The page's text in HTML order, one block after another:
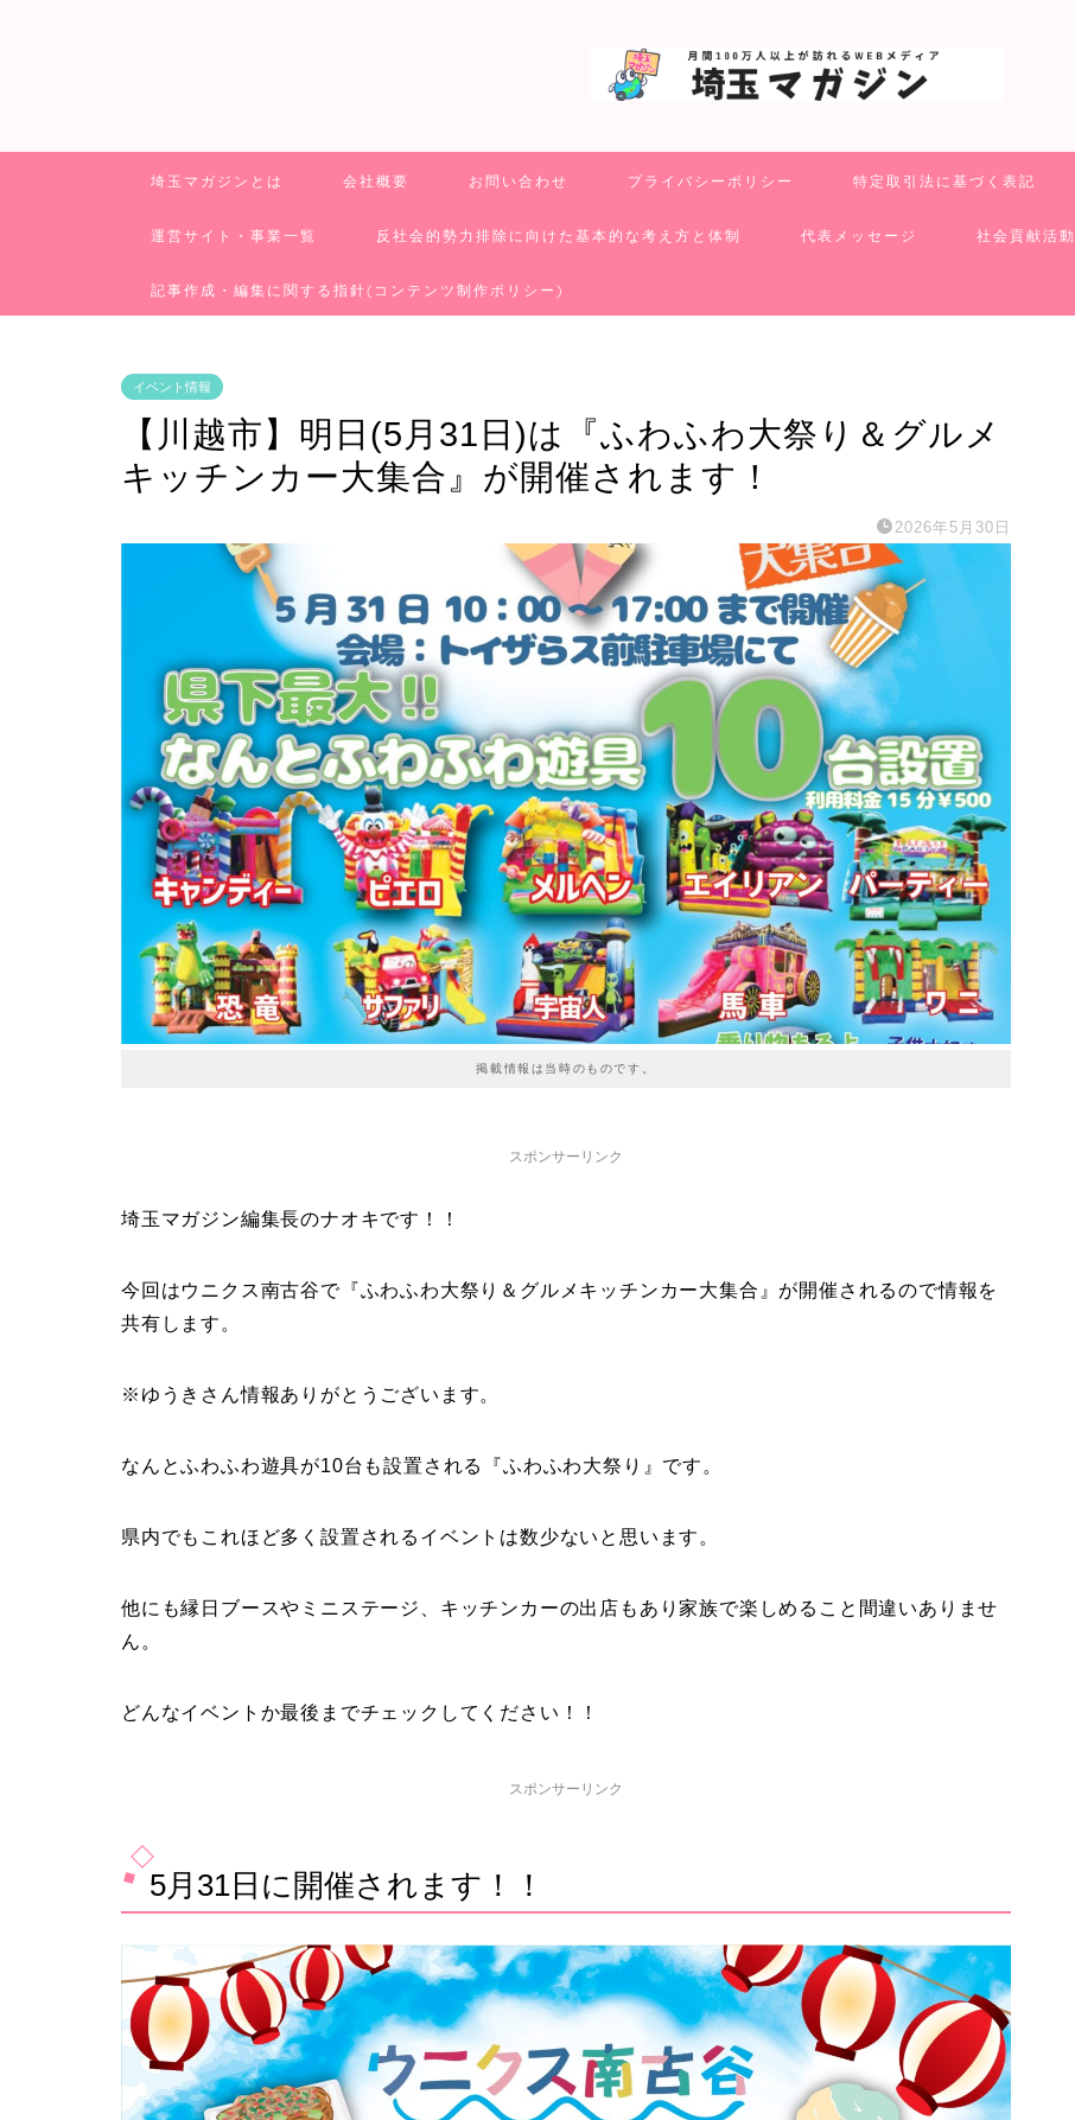
埼玉マガジンとは 会社概要 お問い合わせ プライバシーポリシー 特定取引法に基づく表記
運営サイト・事業一覧 反社会的勢力排除に向けた基本的な考え方と体制 代表メッセージ 社会貢献活動
記事作成・編集に関する指針(コンテンツ制作ポリシー)
イベント情報
【川越市】明日(5月31日)は『ふわふわ大祭り＆グルメ
キッチンカー大集合』が開催されます！
2026年5月30日
掲載情報は当時のものです。
スポンサーリンク
埼玉マガジン編集長のナオキです！！
今回はウニクス南古谷で『ふわふわ大祭り＆グルメキッチンカー大集合』が開催されるので情報を
共有します。
※ゆうきさん情報ありがとうございます。
なんとふわふわ遊具が10台も設置される『ふわふわ大祭り』です。
県内でもこれほど多く設置されるイベントは数少ないと思います。
他にも縁日ブースやミニステージ、キッチンカーの出店もあり家族で楽しめること間違いありませ
ん。
どんなイベントか最後までチェックしてください！！
スポンサーリンク
5月31日に開催されます！！